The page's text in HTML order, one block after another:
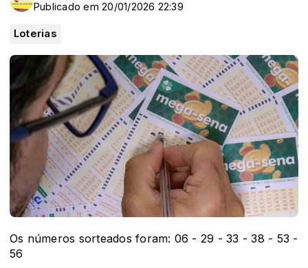
Publicado em 20/01/2026 22:39
Loterias
Os números sorteados foram: 06 - 29 - 33 - 38 - 53 -
56